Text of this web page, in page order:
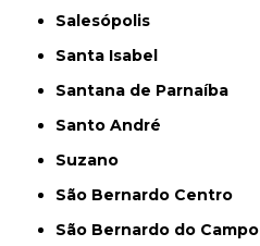
Salesópolis
Santa Isabel
Santana de Parnaíba
Santo André
Suzano
São Bernardo Centro
São Bernardo do Campo